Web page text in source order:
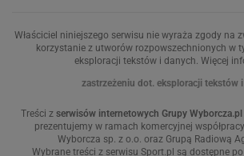
Właściciel niniejszego serwisu nie wyraża zgody na
korzystanie z utworów rozpowszechnionych w
eksploracji tekstów i danych. Więcej
zastrzeżeniu dot. eksploracji tekstów
Treści z serwisów internetowych Grupy Wyborcza.pl
prezentujemy w ramach komercyjnej
Wyborcza sp. z o.o. oraz Grupą Radiową
Wybrane treści z serwisu Sport.pl są dostępne